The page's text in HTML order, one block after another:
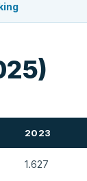
2023
1.627